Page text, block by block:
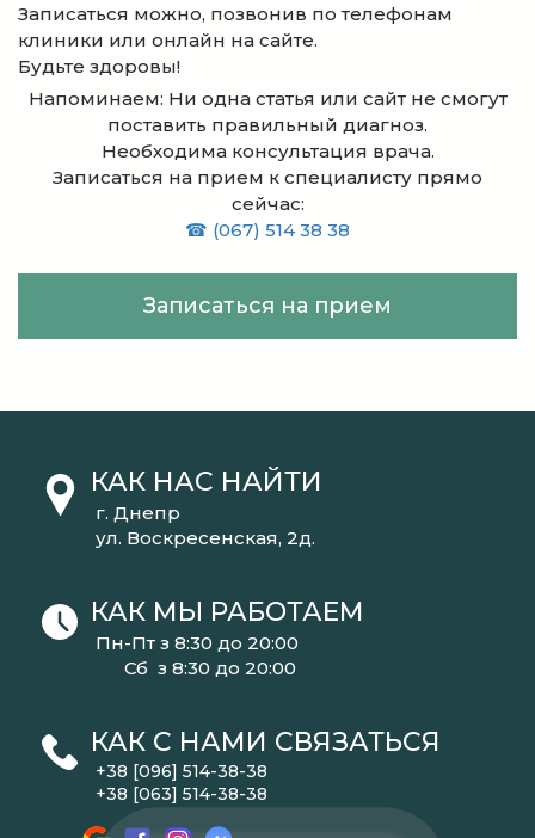
Записаться можно, позвонив по телефонам
клиники или онлайн на сайте.
Будьте здоровы!
Напоминаем: Ни одна статья или сайт не смогут
поставить правильный диагноз.
Необходима консультация врача.
Записаться на прием к специалисту прямо
сейчас:
☎ (067) 514 38 38
Записаться на прием
КАК НАС НАЙТИ
г. Днепр
ул. Воскресенская, 2д.
КАК МЫ РАБОТАЕМ
Пн-Пт з 8:30 до 20:00
Сб з 8:30 до 20:00
КАК С НАМИ СВЯЗАТЬСЯ
+38 [096] 514-38-38
+38 [063] 514-38-38